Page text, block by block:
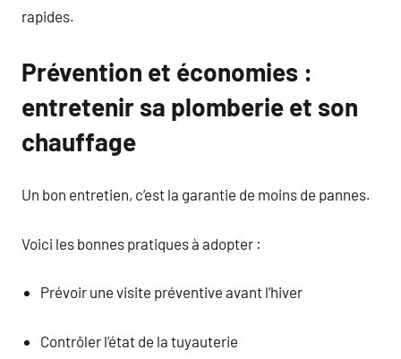
rapides.
Prévention et économies :
entretenir sa plomberie et son
chauffage
Un bon entretien, c’est la garantie de moins de pannes.
Voici les bonnes pratiques à adopter :
Prévoir une visite préventive avant l’hiver
Contrôler l’état de la tuyauterie